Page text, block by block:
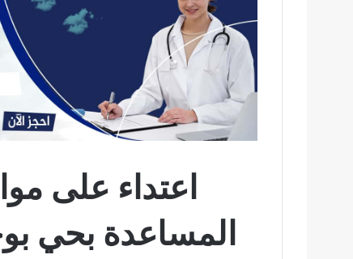
اعتداء على
المساعدة بحي